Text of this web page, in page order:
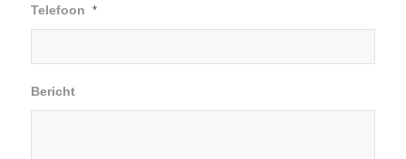
Telefoon *
Bericht